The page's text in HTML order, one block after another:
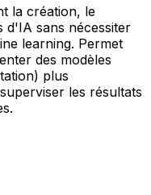
la création, le
d'IA sans nécessiter
learning. Permet
des modèles
plus
les résultats